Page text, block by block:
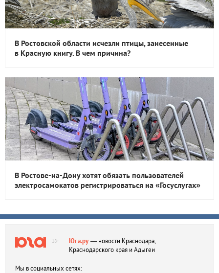
В Ростовской области исчезли птицы, занесенные
в Красную книгу. В чем причина?
В Ростове-на-Дону хотят обязать пользователей
электросамокатов регистрироваться на «Госуслугах»
18+ Юга.ру— новости Краснодара,
Краснодарского края и Адыгеи
Мы в социальных сетях: